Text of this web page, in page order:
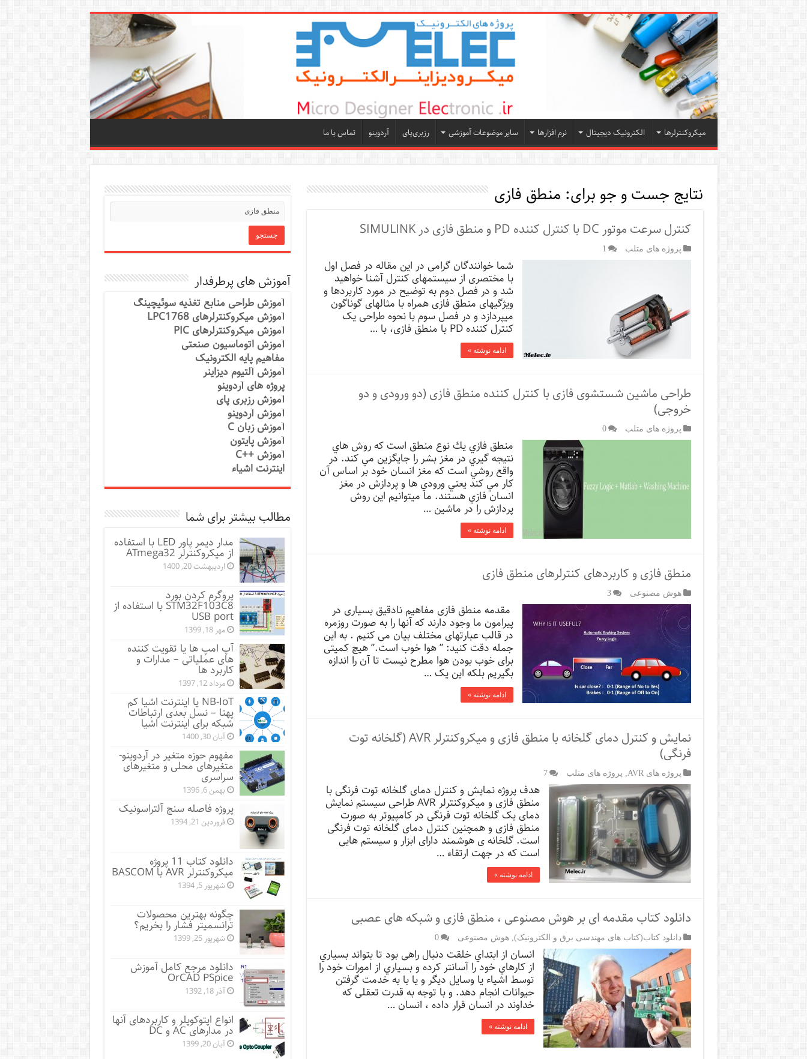
میکروکنترلرها الکترونیک دیجیتال نرم افزارها سایر موضوعات آموزشی رزبری‌پای آردوینو تماس با ما
نتایج جست و جو برای: منطق فازی
کنترل سرعت موتور DC با کنترل کننده PD و منطق فازی در SIMULINK
پروژه های متلب 1
شما خوانندگان گرامی در این مقاله در فصل اول
با مختصری از سیستم­های کنترل آشنا خواهید
شد و در فصل دوم به توضیح در مورد کاربرد­ها و
ویژگی­های منطق فازی همراه با مثال­های گوناگون
می­پردازد و در فصل سوم با نحوه طراحی یک
کنترل کننده PD با منطق فازی، با …
ادامه نوشته »
طراحی ماشین شستشوی فازی با کنترل کننده منطق فازی (دو ورودی و دو
خروجی)
پروژه های متلب 0
منطق فازي يك نوع منطق است كه روش هاي
نتيجه گيري در مغز بشر را جايگزين مي كند. در
واقع روشي است كه مغز انسان خود بر اساس آن
كار مي كند يعني ورودي ها و پردازش در مغز
انسان فازي هستند. ما ميتوانيم اين روش
پردازش را در ماشين …
ادامه نوشته »
منطق فازی و کاربردهای کنترلرهای منطق فازی
هوش مصنوعی 3
مقدمه منطق فازی مفاهیم نادقیق بسیاری در
پیرامون ما وجود دارند که آنها را به صورت روزمره
در قالب عبارتهای مختلف بیان می کنیم . به این
جمله دقت کنید: ” هوا خوب است.” هیچ کمیتی
برای خوب بودن هوا مطرح نیست تا آن را اندازه
بگیریم بلکه این یک …
ادامه نوشته »
نمایش و کنترل دمای گلخانه با منطق فازی و میکروکنترلر AVR (گلخانه توت
فرنگی)
پروژه های AVR پروژه های متلب 7
هدف پروژه نمایش و کنترل دمای گلخانه توت فرنگی با
منطق فازی و میکروکنترلر AVR طراحی سیستم نمایش
دمای یک گلخانه توت فرنگی در کامپیوتر به صورت
منطق فازی و همچنین کنترل دمای گلخانه توت فرنگی
است. گلخانه ی هوشمند دارای ابزار و سیستم هایی
است که در جهت ارتقاء …
ادامه نوشته »
دانلود کتاب مقدمه ای بر هوش مصنوعی ، منطق فازی و شبکه های عصبی
دانلود کتاب(کتاب های مهندسی برق و الکترونیک) ,هوش مصنوعی 0
انسان از ابتداي خلقت دنبال راهی بود تا بتواند بسیاري
از کارهاي خود را آسانتر کرده و بسیاري از امورات خود را
توسط اشیاء یا وسایل دیگر و یا با به خدمت گرفتن
حیوانات انجام دهد. و با توجه به قدرت تعقلی که
خداوند در انسان قرار داده ، انسان …
ادامه نوشته »
آموزش های پرطرفدار
آموزش طراحی منابع تغذیه سوئیچینگ
آموزش میکروکنترلرهای LPC1768
آموزش میکروکنترلرهای PIC
آموزش اتوماسیون صنعتی
مفاهیم پایه الکترونیک
آموزش آلتیوم دیزاینر
پروژه های آردوینو
آموزش رزبری پای
آموزش آردوینو
آموزش زبان C
آموزش پایتون
آموزش ++C
اینترنت اشیاء
مطالب بیشتر برای شما
مدار دیمر پاور LED با استفاده
از میکروکنترلر ATmega32
اردیبهشت 20, 1400
پروگرم کردن بورد
STM32F103C8 با استفاده از
USB port
مهر 18, 1399
آپ امپ ها یا تقویت کننده
های عملیاتی – مدارات و
کاربرد ها
مرداد 12, 1397
NB-IoT یا اینترنت اشیا کم
پهنا – نسل بعدی ارتباطات
شبکه برای اینترنت اشیا
آبان 30, 1400
مفهوم حوزه متغیر در آردوینو-
متغیرهای محلی و متغیرهای
سراسری
بهمن 6, 1396
پروژه فاصله سنج آلتراسونیک
فروردین 21, 1394
دانلود کتاب 11 پروژه
میکروکنترلر AVR با BASCOM
شهریور 5, 1394
چگونه بهترین محصولات
ترانسمیتر فشار را بخریم؟
شهریور 25, 1399
دانلود مرجع کامل آموزش
OrCAD PSpice
آذر 18, 1392
انواع اپتوکوپلر و کاربردهای آنها
در مدارهای AC و DC
آبان 20, 1399